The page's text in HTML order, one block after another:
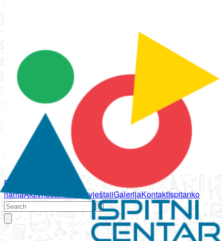
Početna
namaAktivnostiPropisi IzvještajiGalerijaKontaktIspitanko